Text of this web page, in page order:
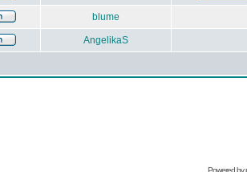
blume
AngelikaS
Powered by